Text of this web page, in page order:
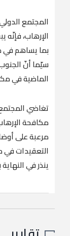
المجتمع
الإرهاب،
بما يساهم في
سيّما أنّ
الماضية في
تغاضي
مكافحة
مرعبة على
التعقيدات في
ينذر في